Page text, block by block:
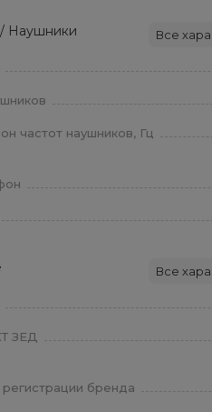
Наушники Все
частот наушников, Гц
Все
ЗЕД
регистрации бренда